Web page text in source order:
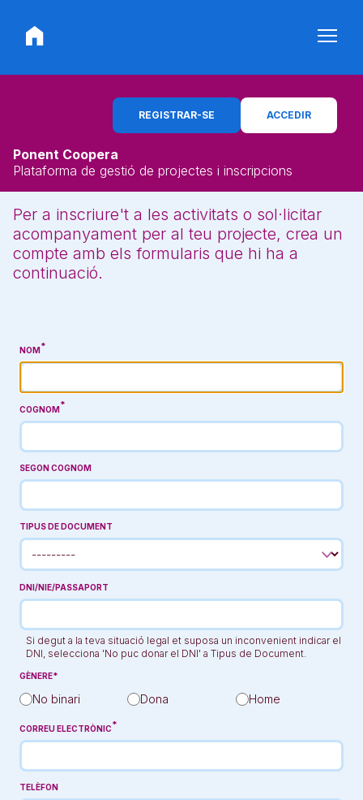
Ponent Coopera
Plataforma de gestió de projectes i inscripcions
REGISTRAR-SE ACCEDIR
Per a inscriure't a les activitats o sol·licitar
acompanyament per al teu projecte, crea un
compte amb els formularis que hi ha a
continuació.
NOM
COGNOM
SEGON COGNOM
TIPUS DE DOCUMENT
DNI/NIE/PASSAPORT
Si degut a la teva situació legal et suposa un inconvenient indicar el
DNI, selecciona 'No puc donar el DNI' a Tipus de Document.
GÈNERE
No binari Dona Home
CORREU ELECTRÒNIC
TELÈFON